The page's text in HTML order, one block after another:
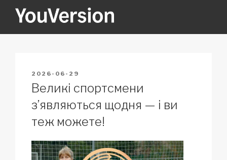
YOUVERSION
POSTED
ON
2026-06-29
Великі спортсмени
з’являються щодня — і ви
теж можете!